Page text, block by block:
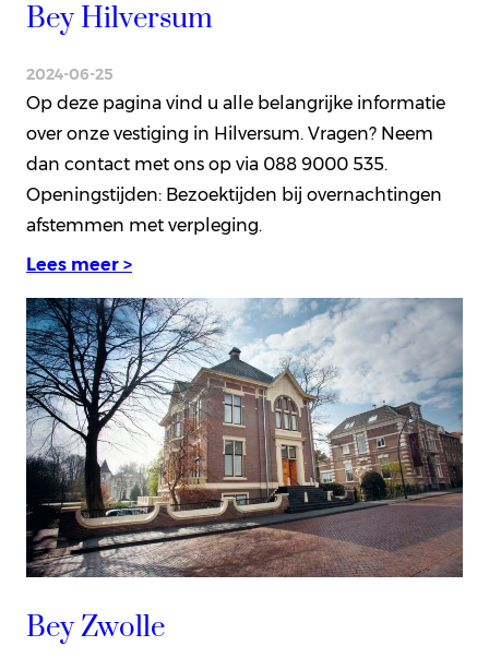
Bey Hilversum
2024-06-25
Op deze pagina vind u alle belangrijke informatie
over onze vestiging in Hilversum. Vragen? Neem
dan contact met ons op via 088 9000 535.
Openingstijden: Bezoektijden bij overnachtingen
afstemmen met verpleging.
Lees meer >
Bey Zwolle